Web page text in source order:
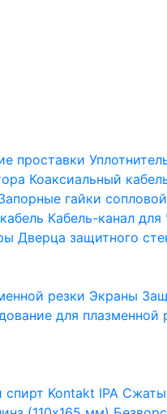
проставки
Коаксиальный
гайки
Кабель-канал
Дверца защитного
резки Экраны
для плазменной
Kontakt IPA